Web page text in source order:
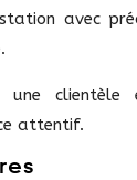
avec
une clientèle
attentif.